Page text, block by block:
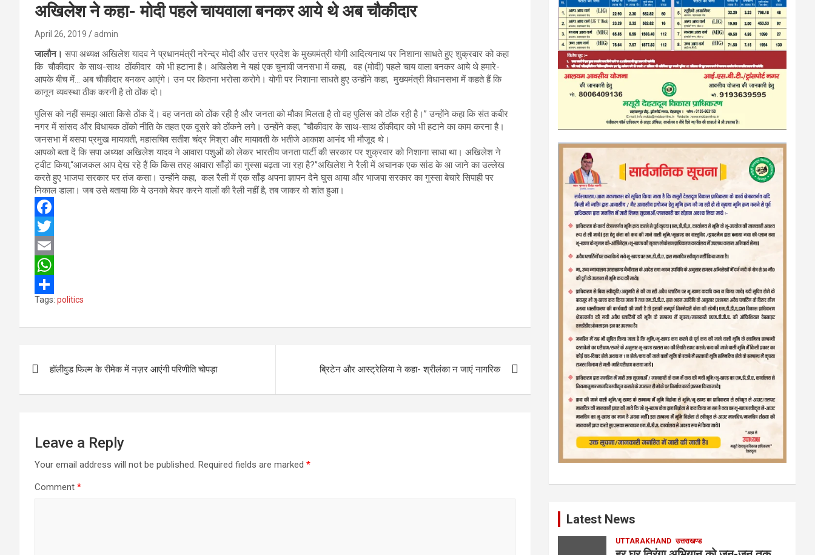
अखिलेश ने कहा- मोदी पहले चायवाला बनकर आये थे अब चौकीदार
April 26, 2019 admin
जालौन। सपा अध्यक्ष अखिलेश यादव ने प्रधानमंत्री नरेन्द्र मोदी और उत्तर प्रदेश के मुख्यमंत्री योगी आदित्यनाथ पर निशाना साधते हुए शुक्रवार को कहा
कि चौकीदार के साथ-साथ ठोंकीदार को भी हटाना है। अखिलेश ने यहां एक चुनावी जनसभा में कहा, वह (मोदी) पहले चाय वाला बनकर आये थे हमारे-
आपके बीच में… अब चौकीदार बनकर आएंगे। उन पर कितना भरोसा करोगे। योगी पर निशाना साधते हुए उन्होंने कहा, मुख्यमंत्री विधानसभा में कहते हैं कि
कानून व्यवस्था ठीक करनी है तो ठोंक दो।
पुलिस को नहीं समझ आता किसे ठोंक दें। वह जनता को ठोंक रही है और जनता को मौका मिलता है तो वह पुलिस को ठोंक रही है।’’ उन्होंने कहा कि संत कबीर
नगर में सांसद और विधायक ठोंको नीति के तहत एक दूसरे को ठोंकने लगे। उन्होंने कहा, ‘‘चौकीदार के साथ-साथ ठोंकीदार को भी हटाने का काम करना है।
जनसभा में बसपा प्रमुख मायावती, महासचिव सतीश चंद्र मिश्रा और मायावती के भतीजे आकाश आनंद भी मौजूद थे।
आपको बता दें कि सपा अध्यक्ष अखिलेश यादव ने आवारा पशुओं को लेकर भारतीय जनता पार्टी की सरकार पर शुक्रवार को निशाना साधा था। अखिलेश ने
ट्वीट किया,‘‘आजकल आप देख रहे हैं कि किस तरह आवारा साँड़ों का गुस्सा बढ़ता जा रहा है?’’अखिलेश ने रैली में अचानक एक सांड के आ जाने का उल्लेख
करते हुए भाजपा सरकार पर तंज कसा। उन्होंने कहा, कल रैली में एक साँड़ अपना ज्ञापन देने घुस आया और भाजपा सरकार का गुस्सा बेचारे सिपाही पर
निकाल डाला। जब उसे बताया कि ये उनको बेघर करने वालों की रैली नहीं है, तब जाकर वो शांत हुआ।
F
a
c
e
b
k
T
w
t
r
E
m
a
W
h
s
S
r
Tags: politics
navigation
हॉलीवुड फिल्म के रीमेक में नज़र आएंगी परिणीति चोपड़ा ब्रिटेन और आस्ट्रेलिया ने कहा- श्रीलंका न जाएं नागरिक
Leave a Reply
Your email address will not be published. Required fields are marked *
Comment *
Latest News
UTTARAKHAND उत्तराखण्ड